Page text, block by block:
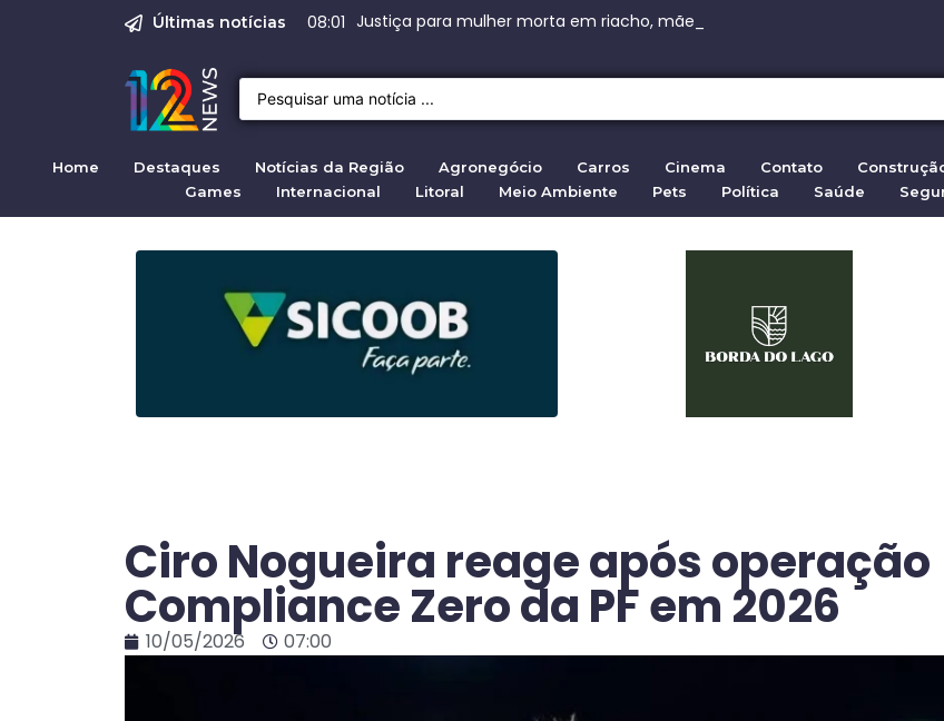
Últimas notícias 08:01 Justiça para mulher morta em riacho, mãe clama por respostas
Justiça pela Mulher Encontrada Morta em Riacho no Vale do Paraíba
Quirno destaca diferenças ideológicas entre Lula e Milei em 2026
Operação Sem Desconto: Polícia Federal faz buscas em Brasília e Maranhão
Forte nevoeiro atinge Canal de São Sebastião em 5 de agosto
Home Destaques Notícias da Região Agronegócio Carros Cinema Contato
Games
Internacional Litoral Meio Ambiente Pets Política Saúde
Ciro Nogueira reage após operação
Compliance Zero da PF em 2026
10/05/2026 07:00